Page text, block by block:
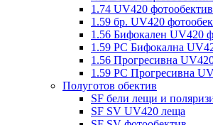
1.74 UV420 фотообектив
1.59 бр. UV420
1.56 Бифокален UV420
1.59 PC Бифокална
1.56 Прогресивна
1.59 PC Прогресивна
Полуготов обектив
SF бели лещи и
SF SV UV420 леща